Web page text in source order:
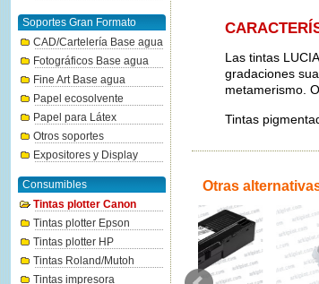
Soportes Gran Formato
CAD/Cartelería Base agua
Fotográficos Base agua
Fine Art Base agua
Papel ecosolvente
Papel para Látex
Otros soportes
Expositores y Display
Consumibles
Tintas plotter Canon
Tintas plotter Epson
Tintas plotter HP
Tintas Roland/Mutoh
Tintas impresora
Las tintas
gradaciones
metamerismo.
Tintas
Otras